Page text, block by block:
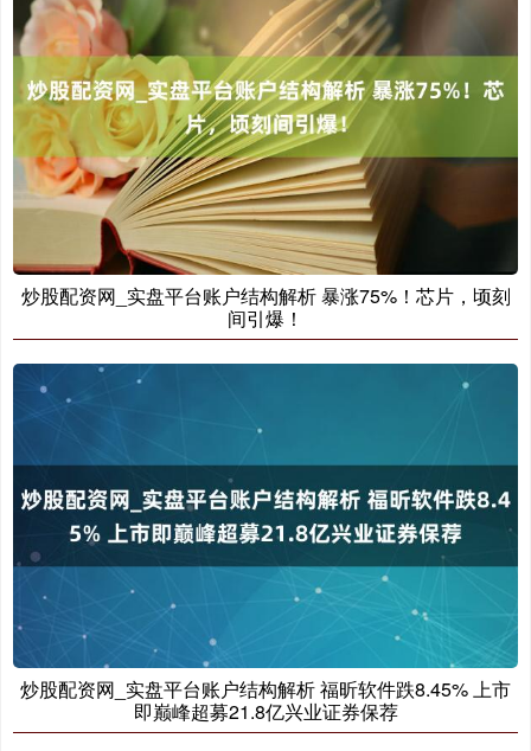
上证综指 3940.04 +39.68 +1.02%
14311.01
沪深300 4694.44 +43.13 +0.93%
炒股配资网_实盘平台账户结构解析 暴涨75%！芯片，顷刻
间引爆！
炒股配资网_实盘平台账户结构解析 福昕软件跌8.45% 上市
即巅峰超募21.8亿兴业证券保荐